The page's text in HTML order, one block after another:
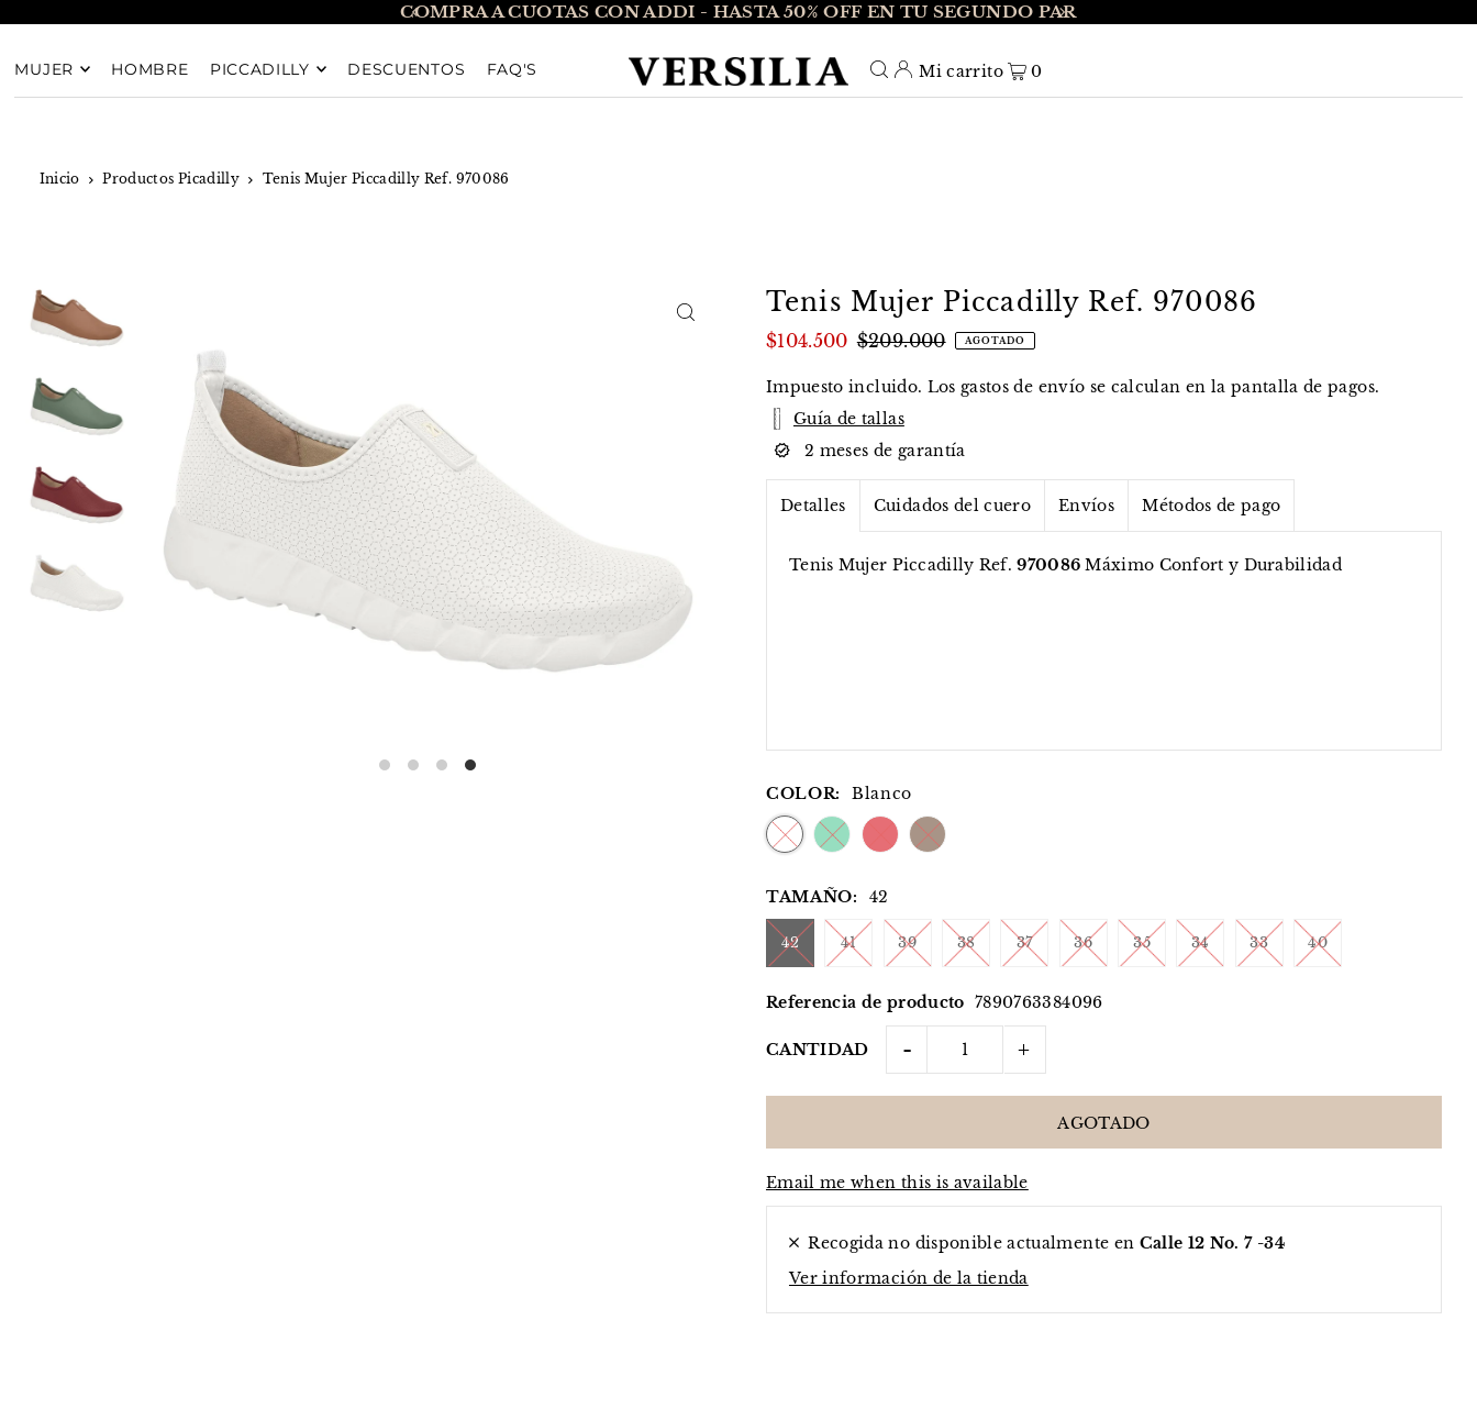
TRANSLATION MISSING: ES.ACCESSIBILITY.SKIP_TO_TEXT
COMPRA A CUOTAS CON ADDI - HASTA 50% OFF EN TU SEGUNDO PAR
MUJER HOMBRE PICCADILLY DESCUENTOS FAQ'S Mi carrito 0
Inicio Productos Picadilly Tenis Mujer Piccadilly Ref. 970086
Tenis Mujer Piccadilly Ref. 970086
$104.500 $209.000 AGOTADO
Impuesto incluido. Los gastos de envío se calculan en la pantalla de pagos.
Guía de tallas
2 meses de garantía
Detalles Cuidados del cuero Envíos Métodos de pago
Tenis Mujer Piccadilly Ref.970086 Máximo Confort y Durabilidad
COLOR: Blanco
TAMAÑO: 42
42 41 39 38 37 36 35 34 33 40
Referencia de producto 7890763384096
CANTIDAD - +
Email me when this is available
Recogida no disponible actualmente en Calle 12 No. 7 -34
Ver información de la tienda